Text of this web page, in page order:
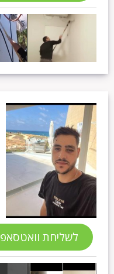
לשליחת וואטסאפ